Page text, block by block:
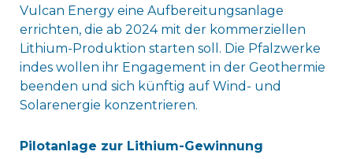
Vulcan Energy eine Aufbereitungsanlage
errichten, die ab 2024 mit der kommerziellen
Lithium-Produktion starten soll. Die Pfalzwerke
indes wollen ihr Engagement in der Geothermie
beenden und sich künftig auf Wind- und
Solarenergie konzentrieren.
Pilotanlage zur Lithium-Gewinnung